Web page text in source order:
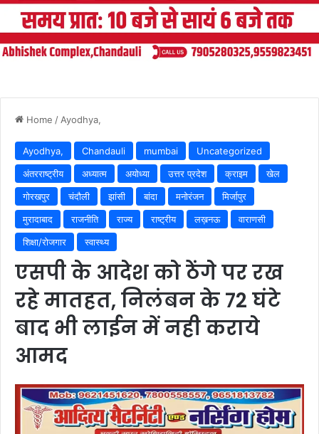
Home / Ayodhya,
Ayodhya, Chandauli mumbai
Uncategorized
अंतरराष्ट्रीय
अध्यात्म अयोध्या उत्तर प्रदेश क्राइम
खेल
गोरखपुर
चंदौली झांसी बांदा मनोरंजन
मिर्जापुर
मुरादाबाद
राजनीति राज्य राष्ट्रीय लख़नऊ
वाराणसी
शिक्षा/रोजगार
स्वास्थ्य
एसपी के आदेश को ठेंगे पर रख
रहे मातहत, निलंबन के 72 घंटे
बाद भी लाईन में नही कराये
आमद